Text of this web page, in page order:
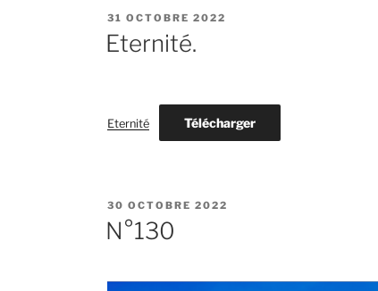
PUBLIÉ
LE
31 OCTOBRE 2022
Eternité.
Eternité Télécharger
PUBLIÉ
LE
30 OCTOBRE 2022
N°130